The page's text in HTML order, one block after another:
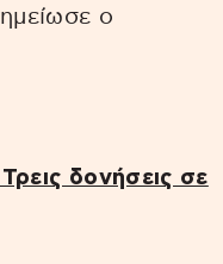
ένταση.
ο
δονήσεις σε